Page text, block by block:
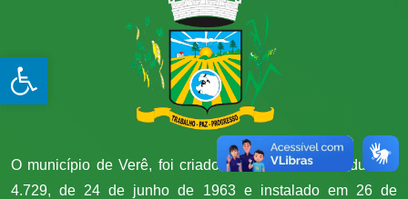
Open toolbar
O município de Verê, foi criado através da lei estadual n°
4.729, de 24 de junho de 1963 e instalado em 26 de